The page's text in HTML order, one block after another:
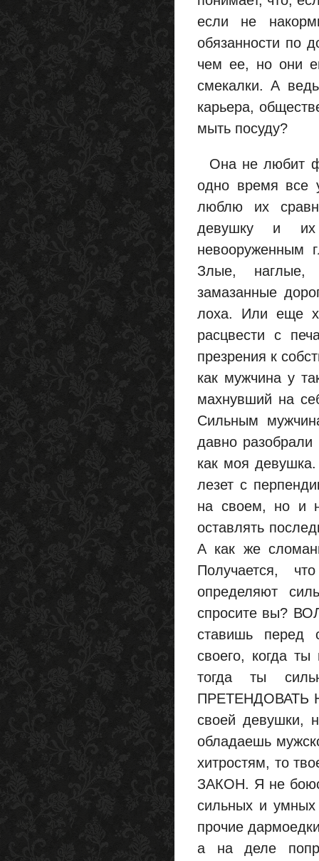
если не
обязанности по
чем ее, но они
смекалки. А
карьера,
мыть посуду?
Она не любит
одно время
люблю их
девушку и их
невооруженным
Злые, наглые,
замазанные
лоха. Или еще
расцвести с
презрения к
как мужчина у
махнувший на
Сильным
давно
как моя
лезет с
на своем, но и
оставлять
А как же
Получается,
определяют
спросите вы?
ставишь перед
своего, когда
тогда ты
ПРЕТЕНДОВАТЬ
своей девушки,
обладаешь
хитростям, то
ЗАКОН. Я не
сильных и умных
прочие
а на деле